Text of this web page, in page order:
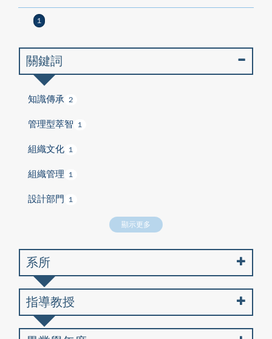
1
關鍵詞
知識傳承 2
管理型萃智 1
組織文化 1
組織管理 1
設計部門 1
顯示更多
系所
指導教授